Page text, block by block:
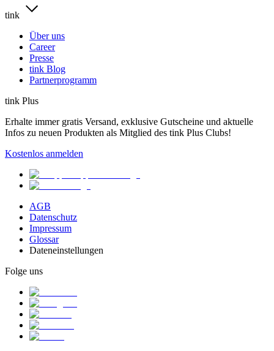
tink
Über uns
Career
Presse
tink Blog
Partnerprogramm
tink Plus
Erhalte immer gratis Versand, exklusive Gutscheine und aktuelle
Infos zu neuen Produkten als Mitglied des tink Plus Clubs!
Kostenlos anmelden
AGB
Datenschutz
Impressum
Glossar
Dateneinstellungen
Folge uns